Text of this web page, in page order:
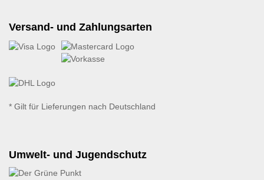
Versand- und Zahlungsarten
* Gilt für Lieferungen nach Deutschland
Umwelt- und Jugendschutz